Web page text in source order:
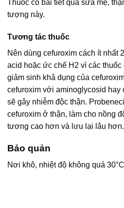
Thuốc có bài tiết qua sữa mẹ,
tượng này.
Tương tác thuốc
Nên dùng cefuroxim cách ít nhất
acid hoặc ức chế H2 vì các thuốc
giảm sinh khả dụng của
cefuroxim với aminoglycosid hay
sẽ gây nhiễm độc thận.
cefuroxim ở thận, làm cho nồng
tương cao hơn và lưu lại lâu hơn.
Bảo quản
Nơi khô, nhiệt độ không quá